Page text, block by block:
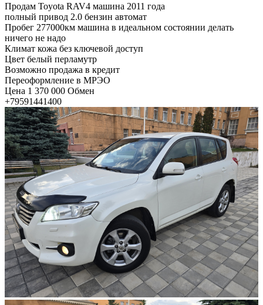
Продам Toyota RAV4 машина 2011 года
полный привод 2.0 бензин автомат
Пробег 277000км машина в идеальном состоянии делать
ничего не надо
Климат кожа без ключевой доступ
Цвет белый перламутр
Возможно продажа в кредит
Переоформление в МРЭО
Цена 1 370 000 Обмен
+79591441400